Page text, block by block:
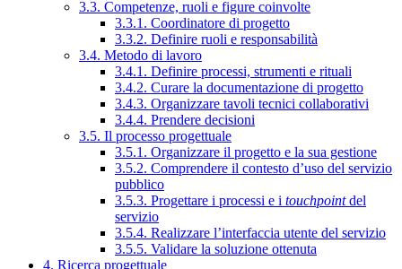
3.3. Competenze, ruoli e figure coinvolte
3.3.1. Coordinatore di progetto
3.3.2. Definire ruoli e responsabilità
3.4. Metodo di lavoro
3.4.1. Definire processi, strumenti e rituali
3.4.2. Curare la documentazione di progetto
3.4.3. Organizzare tavoli tecnici collaborativi
3.4.4. Prendere decisioni
3.5. Il processo progettuale
3.5.1. Organizzare il progetto e la sua gestione
3.5.2. Comprendere il contesto d’uso del servizio
pubblico
3.5.3. Progettare i processi e i touchpointdel
servizio
3.5.4. Realizzare l’interfaccia utente del servizio
3.5.5. Validare la soluzione ottenuta
4. Ricerca progettuale